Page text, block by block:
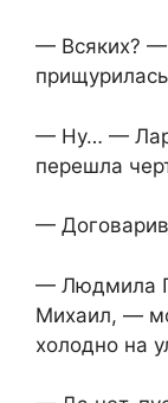
— Всяких? —
— Ну… —
перешла
—
— Людмила
Михаил, —
холодно на